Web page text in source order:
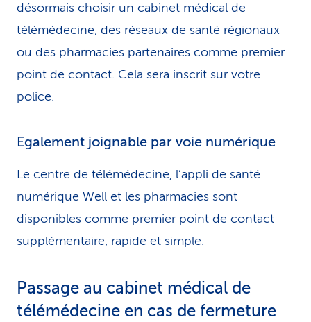
désormais choisir un cabinet médical de
télémédecine, des réseaux de santé régionaux
ou des pharmacies partenaires comme premier
point de contact. Cela sera inscrit sur votre
police.
Egalement joignable par voie numérique
Le centre de télémédecine, l’appli de santé
numérique Well et les pharmacies sont
disponibles comme premier point de contact
supplémentaire, rapide et simple.
Passage au cabinet médical de
télémédecine en cas de fermeture